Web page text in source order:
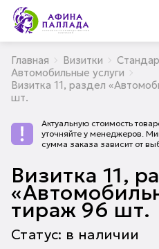
Главная Визитки
Автомобильные услуги
Визитка 11, раздел
шт.
Актуальную стоимость
уточняйте у менеджеров.
сумма заказа зависит от
Визитка 11,
тираж 96 шт.
Статус: в наличии